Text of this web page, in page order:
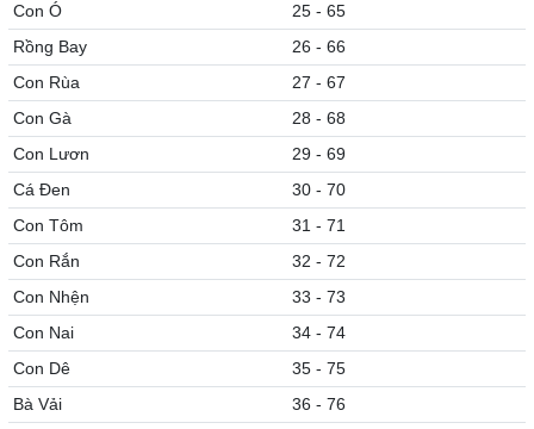
Con Ó
25 - 65
Rồng Bay
26 - 66
Con Rùa
27 - 67
Con Gà
28 - 68
Con Lươn
29 - 69
Cá Đen
30 - 70
Con Tôm
31 - 71
Con Rắn
32 - 72
Con Nhện
33 - 73
Con Nai
34 - 74
Con Dê
35 - 75
Bà Vải
36 - 76